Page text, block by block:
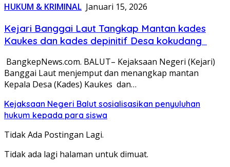
HUKUM & KRIMINAL Januari 15, 2026
Kejari Banggai Laut Tangkap Mantan kades
Kaukes dan kades depinitif Desa kokudang
BangkepNews.com. BALUT– Kejaksaan Negeri (Kejari)
Banggai Laut menjemput dan menangkap mantan
Kepala Desa (Kades) Kaukes dan…
Kejaksaan Negeri Balut sosialisasikan penyuluhan
hukum kepada para siswa
Tidak Ada Postingan Lagi.
Tidak ada lagi halaman untuk dimuat.